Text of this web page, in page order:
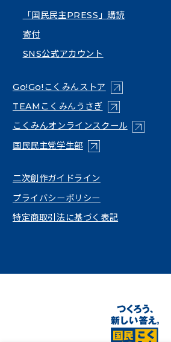
「国民民主PRESS」購読
寄付
SNS公式アカウント
Go!Go!こくみんストア （新しいタブで
TEAMこくみんうさぎ（新しいタブで開
こくみんオンラインスクール（新しいタ
国民民主党学生部（新しいタブで開く）
二次創作ガイドライン
プライバシーポリシー
特定商取引法に基づく表記